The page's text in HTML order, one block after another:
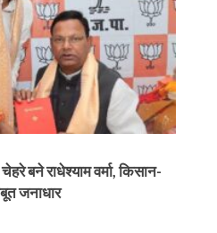
बने राधेश्याम वर्मा, किसान-
जनाधार